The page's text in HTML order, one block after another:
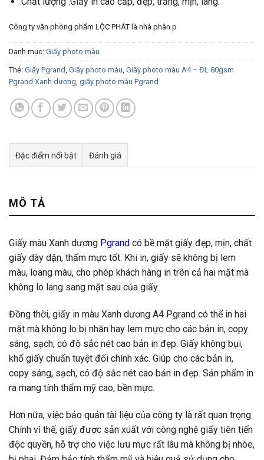
Công ty văn phòng phẩm LỘC PHÁT là nhà phân p
Danh mục: Giấy photo màu
Thẻ: Giấy Pgrand, Giấy photo màu, Giấy photo màu A4 – ĐL 80gsm
Pgrand Xanh dương, giấy photo màu Pgrand
Đặc điểm nổi bật Đánh giá
MÔ TẢ
Giấy màu Xanh dương Pgrand có bề mặt giấy đẹp, mịn, chất
giấy dày dặn, thấm mực tốt. Khi in, giấy sẽ không bị lem
màu, loang màu, cho phép khách hàng in trên cả hai mặt mà
không lo lang sang mặt sau của giấy.
Đồng thời, giấy in màu Xanh dương A4 Pgrand có thể in hai
mặt mà không lo bị nhăn hay lem mực cho các bản in, copy
sáng, sạch, có độ sắc nét cao bản in đẹp. Giấy không bụi,
khổ giấy chuẩn tuyệt đối chính xác. Giúp cho các bản in,
copy sáng, sạch, có độ sắc nét cao bản in đẹp. Sản phẩm in
ra mang tính thẩm mỹ cao, bền mực.
Hơn nữa, việc bảo quản tài liệu của công ty là rất quan trọng.
Chính vì thế, giấy được sản xuất với công nghệ giấy tiên tiến
độc quyền, hỗ trợ cho việc lưu mực rất lâu mà không bị nhòe,